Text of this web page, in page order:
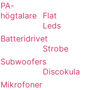
PA-
högtalare
Batteridrivet
Subwoofers
Mikrofoner
Flat
Leds
Strobe
Discokula